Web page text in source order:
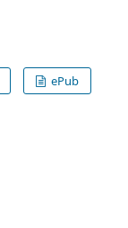
ePub